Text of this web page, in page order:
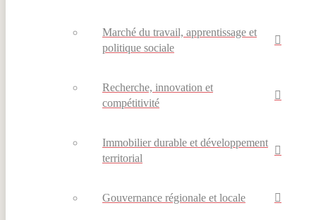
Marché du travail, apprentissage et
politique sociale
Recherche, innovation et
compétitivité
Immobilier durable et développement
territorial
Gouvernance régionale et locale